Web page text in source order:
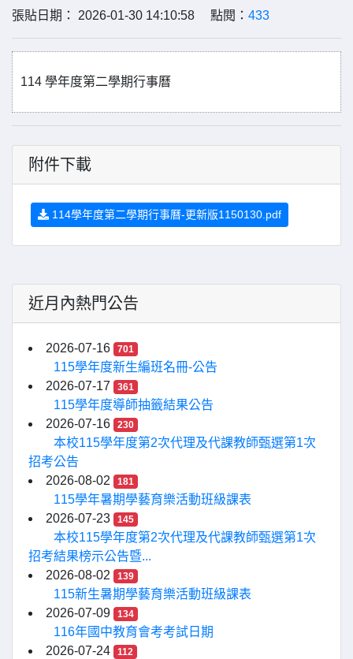
張貼日期： 2026-01-30 14:10:58 點閱： 433
114 學年度第二學期行事曆
附件下載
114學年度第二學期行事曆-更新版1150130.pdf
近月內熱門公告
2026-07-16 701
115學年度新生編班名冊-公告
2026-07-17
361
115學年度導師抽籤結果公告
2026-07-16
230
本校115學年度第2次代理及代課教師甄選第1次
招考公告
2026-08-02
181
115學年暑期學藝育樂活動班級課表
2026-07-23
145
本校115學年度第2次代理及代課教師甄選第1次
招考結果榜示公告暨...
2026-08-02
139
115新生暑期學藝育樂活動班級課表
2026-07-09
134
116年國中教育會考考試日期
2026-07-24
112